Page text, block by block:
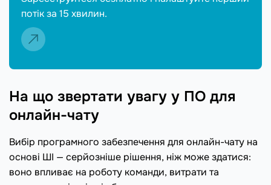
потік за 15 хвилин.
На що звертати увагу у ПО для
онлайн-чату
Вибір програмного забезпечення для онлайн-чату на
основі ШІ — серйозніше рішення, ніж може здатися:
воно впливає на роботу команди, витрати та